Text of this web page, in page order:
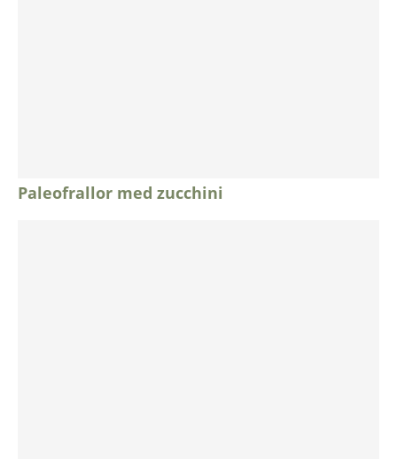
Paleofrallor med zucchini